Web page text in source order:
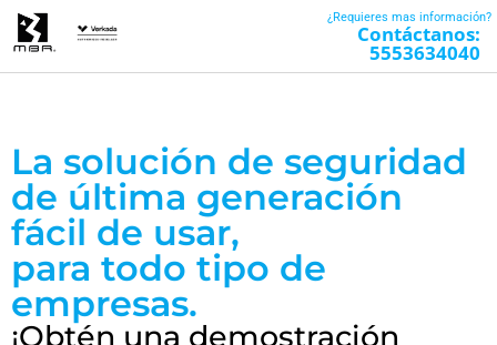
¿Requieres mas información?
Contáctanos:
5553634040
La solución de seguridad
de última generación
fácil de usar,
para todo tipo de
empresas.​
¡Obtén una demostración